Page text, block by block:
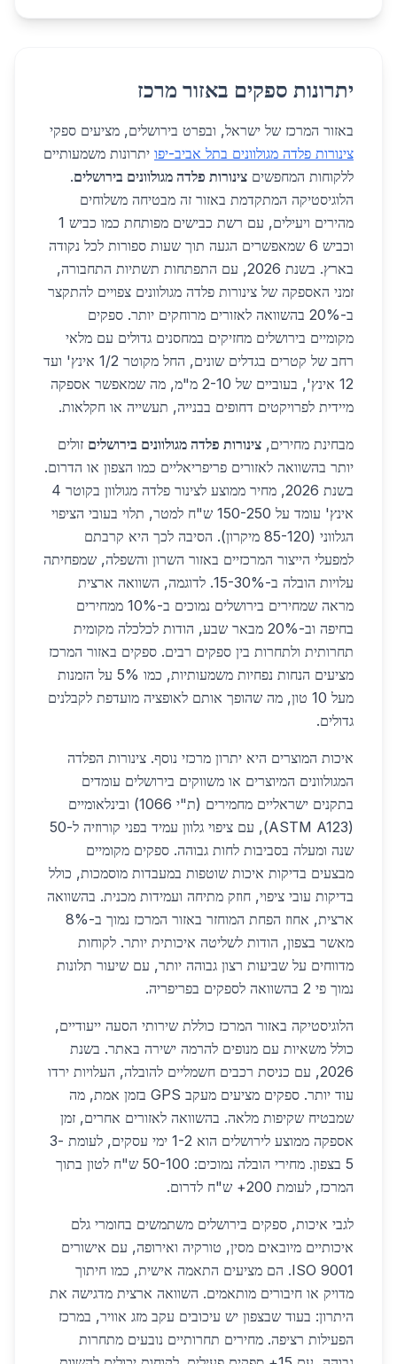
יתרונות ספקים באזור מרכז
באזור המרכז של ישראל, ובפרט בירושלים, מציעים ספקי
צינורות פלדה מגולוונים בתל אביב-יפו יתרונות משמעותיים
ללקוחות המחפשים צינורות פלדה מגולוונים בירושלים.
הלוגיסטיקה המתקדמת באזור זה מבטיחה משלוחים
מהירים ויעילים, עם רשת כבישים מפותחת כמו כביש 1
וכביש 6 שמאפשרים הגעה תוך שעות ספורות לכל נקודה
בארץ. בשנת 2026, עם התפתחות תשתיות התחבורה,
זמני האספקה של צינורות פלדה מגולוונים צפויים להתקצר
ב-20% בהשוואה לאזורים מרוחקים יותר. ספקים
מקומיים בירושלים מחזיקים במחסנים גדולים עם מלאי
רחב של קטרים בגדלים שונים, החל מקוטר 1/2 אינץ' ועד
12 אינץ', בעוביים של 2-10 מ"מ, מה שמאפשר אספקה
מיידית לפרויקטים דחופים בבנייה, תעשייה או חקלאות.
מבחינת מחירים, צינורות פלדה מגולוונים בירושלים זולים
יותר בהשוואה לאזורים פריפריאליים כמו הצפון או הדרום.
בשנת 2026, מחיר ממוצע לצינור פלדה מגולוון בקוטר 4
אינץ' עומד על 150-250 ש"ח למטר, תלוי בעובי הציפוי
הגלווני (85-120 מיקרון). הסיבה לכך היא קרבתם
למפעלי הייצור המרכזיים באזור השרון והשפלה, שמפחיתה
עלויות הובלה ב-15-30%. לדוגמה, השוואה ארצית
מראה שמחירים בירושלים נמוכים ב-10% ממחירים
בחיפה וב-20% מבאר שבע, הודות לכלכלה מקומית
תחרותית ולתחרות בין ספקים רבים. ספקים באזור המרכז
מציעים הנחות נפחיות משמעותיות, כמו 5% על הזמנות
מעל 10 טון, מה שהופך אותם לאופציה מועדפת לקבלנים
גדולים.
איכות המוצרים היא יתרון מרכזי נוסף. צינורות הפלדה
המגולוונים המיוצרים או משווקים בירושלים עומדים
בתקנים ישראליים מחמירים (ת"י 1066) ובינלאומיים
(ASTM A123), עם ציפוי גלוון עמיד בפני קורוזיה ל-50
שנה ומעלה בסביבות לחות גבוהה. ספקים מקומיים
מבצעים בדיקות איכות שוטפות במעבדות מוסמכות, כולל
בדיקות עובי ציפוי, חוזק מתיחה ועמידות מכנית. בהשוואה
ארצית, אחוז הפחת המוחזר באזור המרכז נמוך ב-8%
מאשר בצפון, הודות לשליטה איכותית יותר. לקוחות
מדווחים על שביעות רצון גבוהה יותר, עם שיעור תלונות
נמוך פי 2 בהשוואה לספקים בפריפריה.
הלוגיסטיקה באזור המרכז כוללת שירותי הסעה ייעודיים,
כולל משאיות עם מנופים להרמה ישירה באתר. בשנת
2026, עם כניסת רכבים חשמליים להובלה, העלויות ירדו
עוד יותר. ספקים מציעים מעקב GPS בזמן אמת, מה
שמבטיח שקיפות מלאה. בהשוואה לאזורים אחרים, זמן
אספקה ממוצע לירושלים הוא 1-2 ימי עסקים, לעומת 3-
5 בצפון. מחירי הובלה נמוכים: 50-100 ש"ח לטון בתוך
המרכז, לעומת 200+ ש"ח לדרום.
לגבי איכות, ספקים בירושלים משתמשים בחומרי גלם
איכותיים מיובאים מסין, טורקיה ואירופה, עם אישורים
ISO 9001. הם מציעים התאמה אישית, כמו חיתוך
מדויק או חיבורים מותאמים. השוואה ארצית מדגישה את
היתרון: בעוד שבצפון יש עיכובים עקב מזג אוויר, במרכז
הפעילות רציפה. מחירים תחרותיים נובעים מתחרות